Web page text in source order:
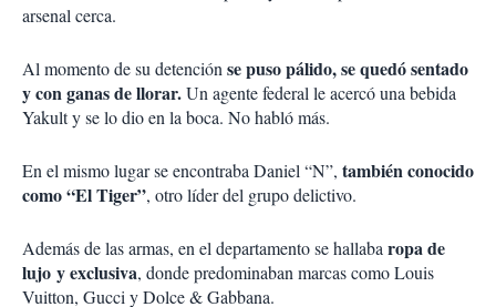
arsenal cerca.
Al momento de su detenciónse puso pálido, se quedó sentado
y con ganas de llorar.Un agente federal le acercó una bebida
Yakult y se lo dio en la boca. No habló más.
En el mismo lugar se encontraba Daniel “N”, también conocido
como “El Tiger”, otro líder del grupo delictivo.
Además de las armas, en el departamento se hallabaropa de
lujo y exclusiva, donde predominaban marcas como Louis
Vuitton, Gucci y Dolce & Gabbana.